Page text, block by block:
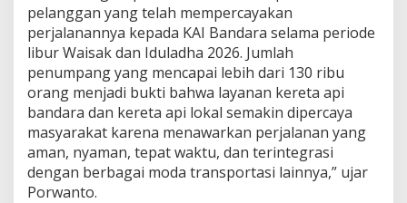
l
a
y
a
n
i
S
a
a
t
L
pelanggan yang telah mempercayakan
perjalanannya kepada KAI Bandara selama periode
libur Waisak dan Iduladha 2026. Jumlah
penumpang yang mencapai lebih dari 130 ribu
orang menjadi bukti bahwa layanan kereta api
bandara dan kereta api lokal semakin dipercaya
masyarakat karena menawarkan perjalanan yang
aman, nyaman, tepat waktu, dan terintegrasi
dengan berbagai moda transportasi lainnya,” ujar
Porwanto.